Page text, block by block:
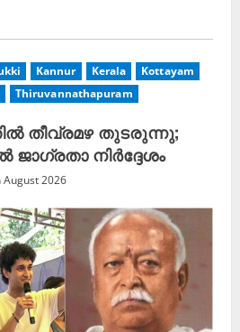
Kannur Kerala
Kottayam
Thiruvannathapuram
തീവ്രമഴ തുടരുന്നു;
ജാഗ്രതാ നിർദ്ദേശം
August 2026